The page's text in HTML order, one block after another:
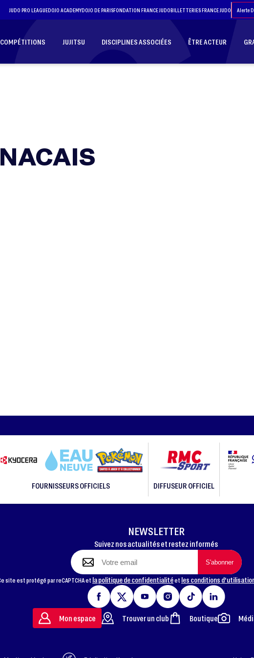
JUDO PRO LEAGUEDOJO ACADEMYDOJO DE PARISFONDATION FRANCE JUDOBILLETTERIES FRANCE JUDO Alerte
COMPÉTITIONS JUJITSU DISCIPLINES ASSOCIÉES ÊTRE ACTEUR
FOURNISSEURS OFFICIELS DIFFUSEUR OFFICIEL
NEWSLETTER
Suivez nos actualités et restez informés
site est protégé par reCAPTCHA et la politique de confidentialitéet les conditions
Mon espace Trouver un club Boutique